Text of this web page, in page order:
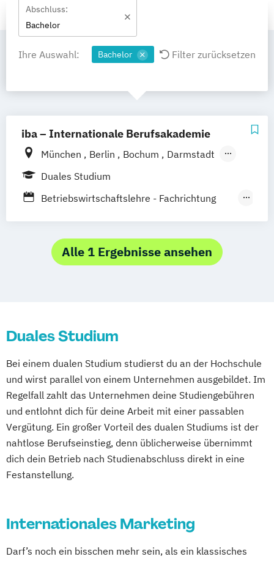
Abschluss:
Bachelor
Ihre Auswahl: Bachelor Filter zurücksetzen
iba – Internationale Berufsakademie
München Berlin Bochum
Darmstadt
Erfurt
Hamburg
Online-Campus
Duales Studium
Betriebswirtschaftslehre - Fachrichtung
Marketingkommunikation / Public Relations
Alle 1 Ergebnisse ansehen
Duales Studium
Bei einem dualen Studium studierst du an der Hochschule
und wirst parallel von einem Unternehmen ausgebildet. Im
Regelfall zahlt das Unternehmen deine Studiengebühren
und entlohnt dich für deine Arbeit mit einer passablen
Vergütung. Ein großer Vorteil des dualen Studiums ist der
nahtlose Berufseinstieg, denn üblicherweise übernimmt
dich dein Betrieb nach Studienabschluss direkt in eine
Festanstellung.
Internationales Marketing
Darf’s noch ein bisschen mehr sein, als ein klassisches